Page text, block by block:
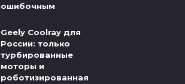
ошибочным
Geely Coolray для
России: только
турбированные
моторы и
роботизированная